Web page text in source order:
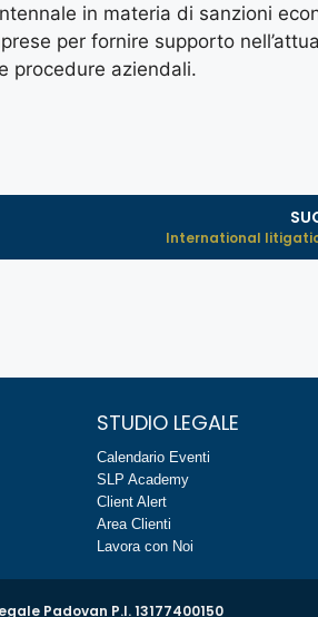
in materia di sanzioni
per fornire supporto
procedure aziendali.
International
STUDIO LEGALE
Calendario Eventi
SLP Academy
Client Alert
Area Clienti
Lavora con Noi
Padovan P.I. 13177400150